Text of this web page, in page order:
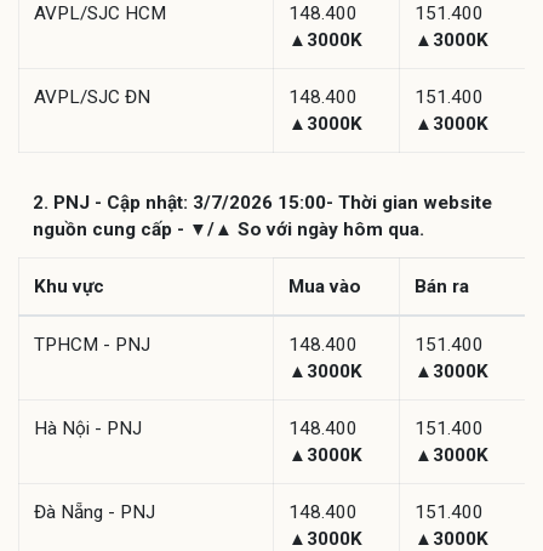
AVPL/SJC HCM
148.400
▲3000K
151.400
▲3000K
AVPL/SJC ĐN
148.400
▲3000K
151.400
▲3000K
2. PNJ - Cập nhật: 3/7/2026 15:00- Thời gian website
nguồn cung cấp - ▼/▲ So với ngày hôm qua.
Khu vực Mua vào Bán ra
TPHCM - PNJ
148.400
▲3000K
151.400
▲3000K
Hà Nội - PNJ
148.400
▲3000K
151.400
▲3000K
Đà Nẵng - PNJ
148.400
▲3000K
151.400
▲3000K